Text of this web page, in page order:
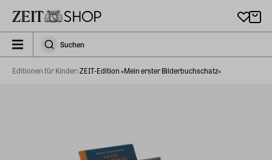
zeit_storefront.components.search.collapsed
SuchenSuchen
Editionen für Kinder ZEIT-Edition »Mein erster Bilderbuchschatz«